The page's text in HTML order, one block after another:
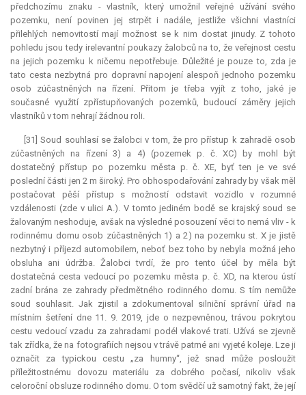
předchozímu znaku - vlastník, který umožnil veřejné užívání svého
pozemku, není povinen jej strpět i nadále, jestliže všichni vlastníci
přilehlých nemovitostí mají možnost se k nim dostat jinudy. Z tohoto
pohledu jsou tedy irelevantní poukazy žalobců na to, že veřejnost cestu
na jejich pozemku k ničemu nepotřebuje. Důležité je pouze to, zda je
tato cesta nezbytná pro dopravní napojení alespoň jednoho pozemku
osob zúčastněných na řízení. Přitom je třeba vyjít z toho, jaké je
současné využití zpřístupňovaných pozemků, budoucí záměry jejich
vlastníků v tom nehrají žádnou roli.
[31] Soud souhlasí se žalobci v tom, že pro přístup k zahradě osob
zúčastněných na řízení 3) a 4) (pozemek p. č. XC) by mohl být
dostatečný přístup po pozemku města p. č. XE, byť ten je ve své
poslední části jen 2 m široký. Pro obhospodařování zahrady by však měl
postačovat pěší přístup s možností odstavit vozidlo v rozumné
vzdálenosti (zde v ulici A.). V tomto jediném bodě se krajský soud se
žalovaným neshoduje, avšak na výsledné posouzení věci to nemá vliv - k
rodinnému domu osob zúčastněných 1) a 2) na pozemku st. X je jistě
nezbytný i příjezd automobilem, neboť bez toho by nebyla možná jeho
obsluha ani údržba. Žalobci tvrdí, že pro tento účel by měla být
dostatečná cesta vedoucí po pozemku města p. č. XD, na kterou ústí
zadní brána ze zahrady předmětného rodinného domu. S tím nemůže
soud souhlasit. Jak zjistil a zdokumentoval silniční správní úřad na
místním šetření dne 11. 9. 2019, jde o nezpevněnou, trávou pokrytou
cestu vedoucí vzadu za zahradami podél vlakové trati. Užívá se zjevně
tak zřídka, že na fotografiích nejsou v trávě patrné ani vyjeté koleje. Lze ji
označit za typickou cestu „za humny“, jež snad může posloužit
příležitostnému dovozu materiálu za dobrého počasí, nikoliv však
celoroční obsluze rodinného domu. O tom svědčí už samotný fakt, že její